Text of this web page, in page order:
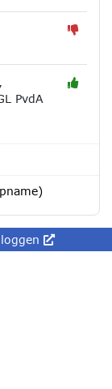
PvdA